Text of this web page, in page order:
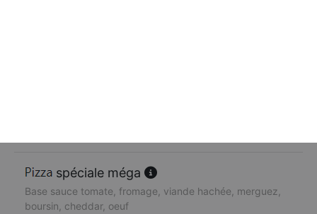
spéciale méga
Base sauce tomate, fromage, viande hachée, merguez,
boursin, cheddar, oeuf